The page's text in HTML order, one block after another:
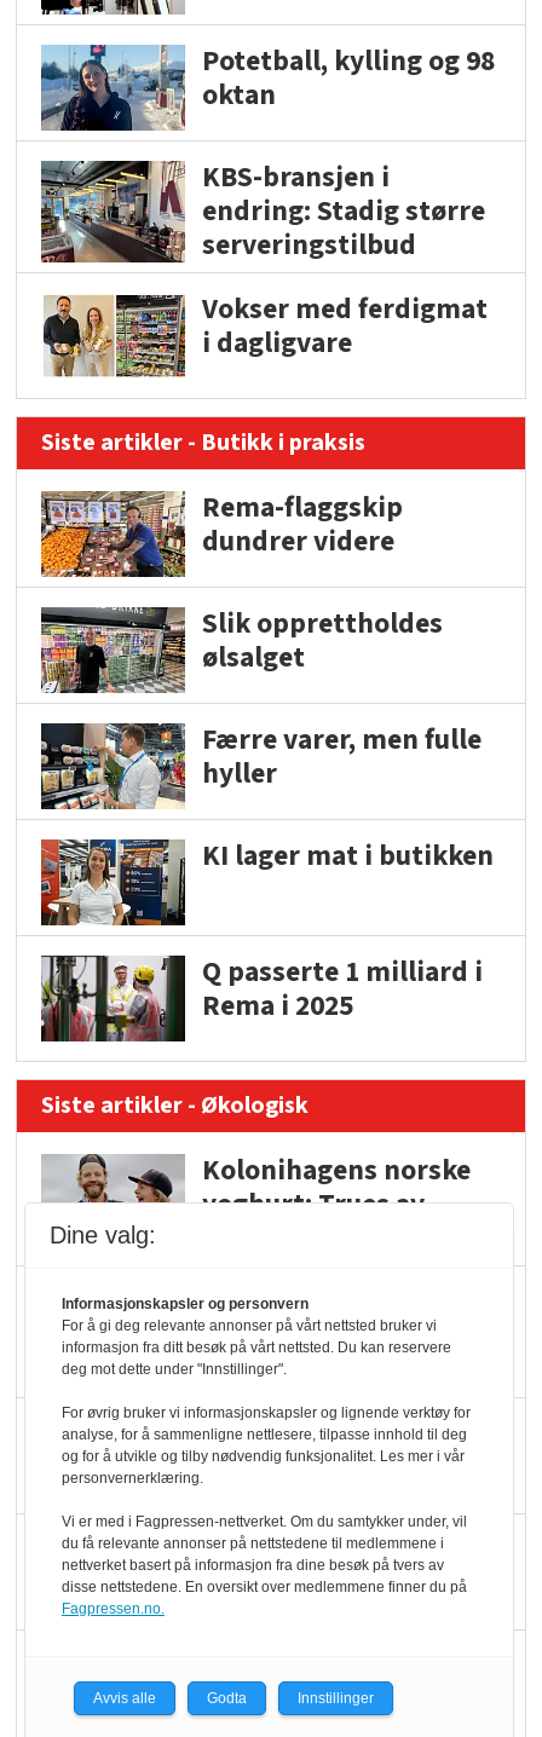
Potetball, kylling og 98
oktan
KBS-bransjen i
endring: Stadig større
serveringstilbud
Vokser med ferdigmat
i dagligvare
Siste artikler - Butikk i praksis
Rema-flaggskip
dundrer videre
Slik opprettholdes
ølsalget
Færre varer, men fulle
hyller
KI lager mat i butikken
Q passerte 1 milliard i
Rema i 2025
Siste artikler - Økologisk
Kolonihagens norske
yoghurt: Trues av
Marit Kolby vant
Økologisk Norge sin
hederspris
Blir enklere å velge
økologisk i butikkhylla
Kolonihagen sliter
med å få tak i nok melk
er klare! Er markedet
Dine valg:
Informasjonskapsler og personvern
For å gi deg relevante annonser på vårt nettsted bruker vi
informasjon fra ditt besøk på vårt nettsted. Du kan reservere
deg mot dette under "Innstillinger".
For øvrig bruker vi informasjonskapsler og lignende verktøy for
analyse, for å sammenligne nettlesere, tilpasse innhold til deg
og for å utvikle og tilby nødvendig funksjonalitet. Les mer i vår
personvernerklæring.
Vi er med i Fagpressen-nettverket. Om du samtykker under, vil
du få relevante annonser på nettstedene til medlemmene i
nettverket basert på informasjon fra dine besøk på tvers av
disse nettstedene. En oversikt over medlemmene finner du på
Fagpressen.no.
Avvis alle Godta Innstillinger